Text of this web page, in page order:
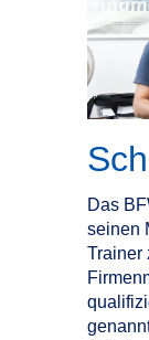
Das
seinen
Trainer